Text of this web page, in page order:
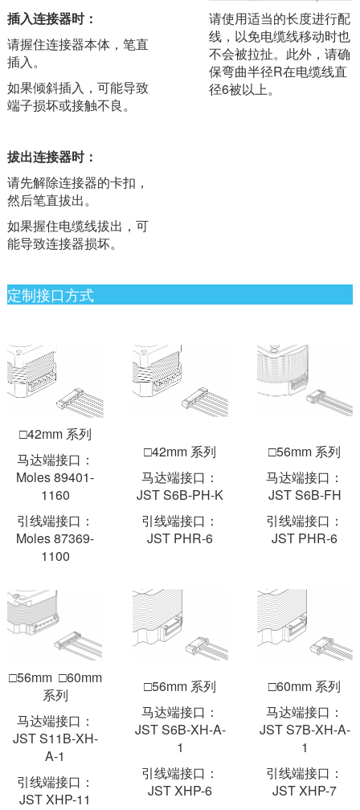
插入连接器时：
请握住连接器本体，笔直
插入。
如果倾斜插入，可能导致
端子损坏或接触不良。
拔出连接器时：
请先解除连接器的卡扣，
然后笔直拔出。
如果握住电缆线拔出，可
能导致连接器损坏。
请使用适当的长度进行配
线，以免电缆线移动时也
不会被拉扯。此外，请确
保弯曲半径R在电缆线直
径6被以上。
定制接口方式
□42mm 系列
马达端接口：
Moles 89401-
1160
引线端接口：
Moles 87369-
1100
□42mm 系列
马达端接口：
JST S6B-PH-K
引线端接口：
JST PHR-6
□56mm 系列
马达端接口：
JST S6B-FH
引线端接口：
JST PHR-6
□56mm □60mm
系列
马达端接口：
JST S11B-XH-
A-1
引线端接口：
JST XHP-11
□56mm 系列
马达端接口：
JST S6B-XH-A-
1
引线端接口：
JST XHP-6
□60mm 系列
马达端接口：
JST S7B-XH-A-
1
引线端接口：
JST XHP-7